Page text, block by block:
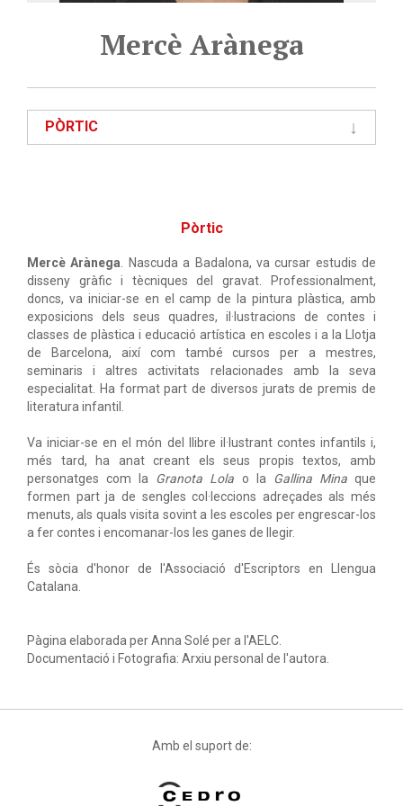
Mercè Arànega
PÒRTIC
Pòrtic
Mercè Arànega . Nascuda a Badalona, va cursar estudis de
disseny gràfic i tècniques del gravat. Professionalment,
doncs, va iniciar-se en el camp de la pintura plàstica, amb
exposicions dels seus quadres, il·lustracions de contes i
classes de plàstica i educació artística en escoles i a la Llotja
de Barcelona, així com també cursos per a mestres,
seminaris i altres activitats relacionades amb la seva
especialitat. Ha format part de diversos jurats de premis de
literatura infantil.
Va iniciar-se en el món del llibre il·lustrant contes infantils i,
més tard, ha anat creant els seus propis textos, amb
personatges com la Granota Lola o la Gallina Minaque
formen part ja de sengles col·leccions adreçades als més
menuts, als quals visita sovint a les escoles per engrescar-los
a fer contes i encomanar-los les ganes de llegir.
És sòcia d'honor de l'Associació d'Escriptors en Llengua
Catalana.
Pàgina elaborada per Anna Solé per a l'AELC.
Documentació i Fotografia: Arxiu personal de l'autora.
Amb el suport de: